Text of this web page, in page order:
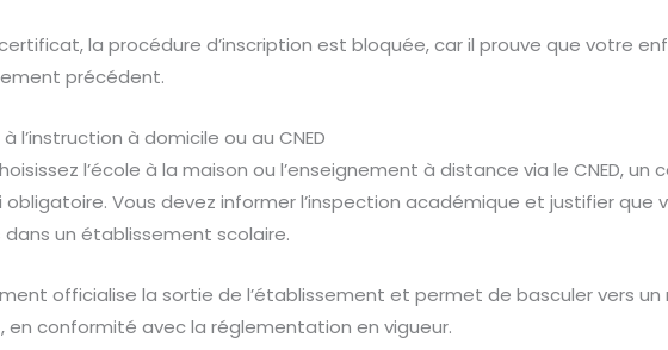
la procédure d’inscription est bloquée, car il prouve que votre
précédent.
l’instruction à domicile ou au CNED
l’école à la maison ou l’enseignement à distance via le CNED,
obligatoire. Vous devez informer l’inspection académique et justifier que
dans un établissement scolaire.
officialise la sortie de l’établissement et permet de basculer vers un
en conformité avec la réglementation en vigueur.